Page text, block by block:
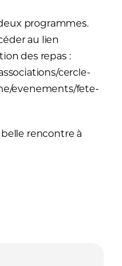
programmes.
au lien
des repas :
cercle-
evenements/fete-
rencontre à